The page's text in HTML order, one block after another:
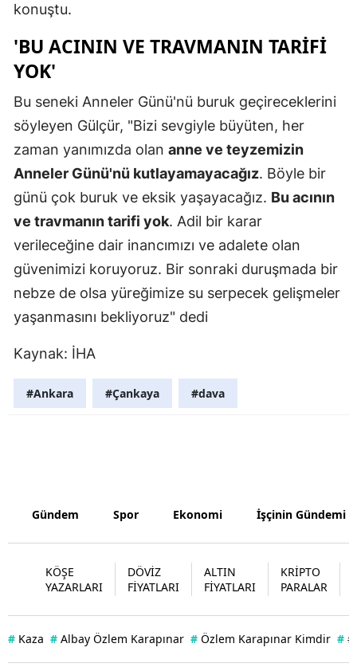
konuştu.
'BU ACININ VE TRAVMANIN TARIFI
YOK'
Bu seneki Anneler Günü'nü buruk geçireceklerini
söyleyen Gülçür, "Bizi sevgiyle büyüten, her
zaman yanımızda olan anne ve teyzemizin
Anneler Günü'nü kutlayamayacağız. Böyle bir
günü çok buruk ve eksik yaşayacağız. Bu acının
ve travmanın tarifi yok. Adil bir karar
verileceğine dair inancımızı ve adalete olan
güvenimizi koruyoruz. Bir sonraki duruşmada bir
nebze de olsa yüreğimize su serpecek gelişmeler
yaşanmasını bekliyoruz" dedi
Kaynak: İHA
#Ankara #Çankaya #dava
Gündem Spor Ekonomi İşçinin Gündemi
KÖŞE
YAZARLARI
DÖVİZ
FİYATLARI
ALTIN
FİYATLARI
KRİPTO
PARALAR
# Kaza # Albay Özlem Karapınar # Özlem Karapınar Kimdir #